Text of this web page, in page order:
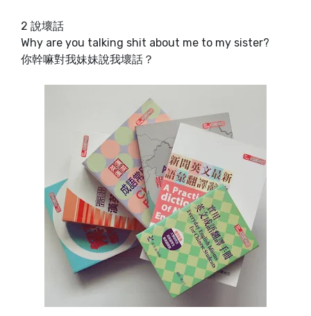
2 說壞話
Why are you talking shit about me to my sister?
你幹嘛對我妹妹說我壞話？